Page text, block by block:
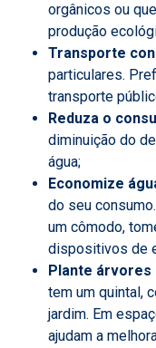
orgânicos ou
produção
Transporte
particulares.
transporte
Reduza o
diminuição do
água;
Economize
do seu
um cômodo,
dispositivos de
Plante
tem um quintal,
jardim. Em
ajudam a